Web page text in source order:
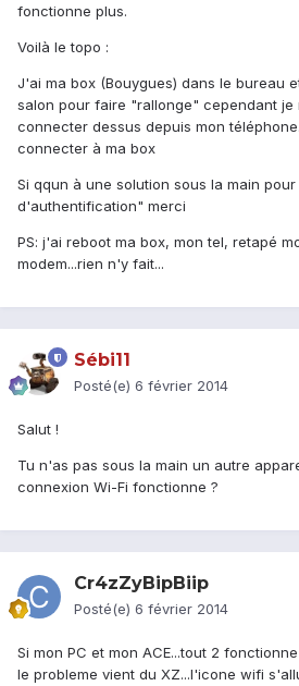
fonctionne plus.
Voilà le topo :
J'ai ma box (Bouygues) dans le bureau
salon pour faire "rallonge" cependant je
connecter dessus depuis mon
connecter à ma box
Si qqun à une solution sous la main
d'authentification" merci
PS: j'ai reboot ma box, mon tel, retapé
modem...rien n'y fait...
Sébi11
Posté(e) 6 février 2014
Salut !
Tu n'as pas sous la main un autre
connexion Wi-Fi fonctionne ?
Cr4zZyBipBiip
Posté(e) 6 février 2014
Si mon PC et mon ACE...tout 2
le probleme vient du XZ...l'icone wifi